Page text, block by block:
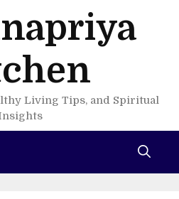
Living Tips, and Spiritual